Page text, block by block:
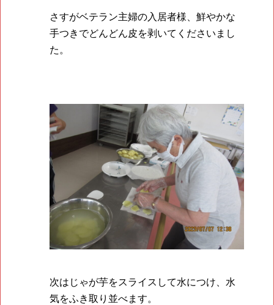
さすがベテラン主婦の入居者様、鮮やかな
手つきでどんどん皮を剥いてくださいまし
た。
次はじゃが芋をスライスして水につけ、水
気をふき取り並べます。